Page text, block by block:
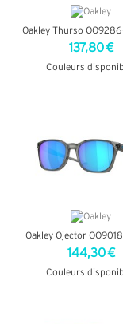
Oakley Thurso
137,80 €
Couleurs
Oakley Ojector
144,30 €
Couleurs